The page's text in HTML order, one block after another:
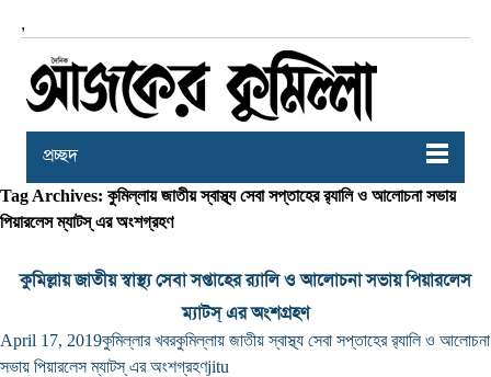
,
প্রচ্ছদ
Tag Archives: কুমিল্লায় জাতীয় স্বাস্থ্য সেবা সপ্তাহের র‌্যালি ও আলোচনা সভায়
পিয়ারলেস ম্যাটস্ এর অংশগ্রহণ
কুমিল্লায় জাতীয় স্বাস্থ্য সেবা সপ্তাহের র‌্যালি ও আলোচনা সভায় পিয়ারলেস
ম্যাটস্ এর অংশগ্রহণ
April 17, 2019কুমিল্লার খবরকুমিল্লায় জাতীয় স্বাস্থ্য সেবা সপ্তাহের র‌্যালি ও আলোচনা
সভায় পিয়ারলেস ম্যাটস্ এর অংশগ্রহণjitu